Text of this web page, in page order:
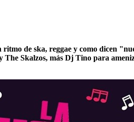
ritmo de ska, reggae y como dicen
The Skalzos, más Dj Tino para